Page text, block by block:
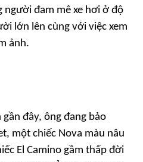
đam mê xe hơi ở độ
lớn lên cùng với việc xem
ảnh.
đây, ông đang bảo
một chiếc Nova màu nâu
El Camino gầm thấp đời